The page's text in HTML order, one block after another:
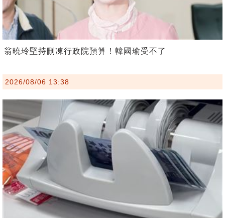
翁曉玲堅持刪凍行政院預算！韓國瑜受不了
2026/08/06 13:38